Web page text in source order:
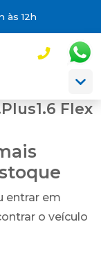
às 12h
Flex
entrar em
o veículo